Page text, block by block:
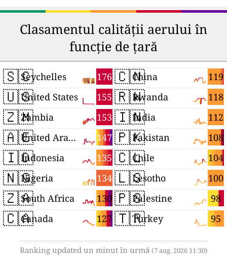
Clasamentul calității aerului în
funcție de țară
🇸🇨 176
Seychelles
🇺🇸 155
United States
🇿🇲 153
Zambia
🇦🇪 147
United Arab Emirates
🇮🇩 135
Indonesia
🇳🇬 134
Nigeria
🇿🇦 130
South Africa
🇨🇦 127
Canada
🇨🇳 119
China
🇷🇼 118
Rwanda
🇮🇳 112
India
🇵🇰 108
Pakistan
🇨🇱 104
Chile
🇱🇸 100
Lesotho
🇵🇸 98
Palestine
🇹🇷 95
Turkey
Ranking updated un minut în urmă (7 aug. 2026 11:30)